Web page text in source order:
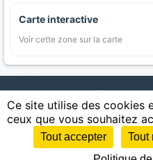
Carte interactive
Voir cette zone sur la carte
AgriMap — Données agricoles
Appellations | Regions |
Littoral | Espaces naturels |
| Confidentialite |
Sources : IGN, INSEE, Météo-France,
Ce site utilise des cookies
ceux que vous souhaitez
Tout accepter Tout